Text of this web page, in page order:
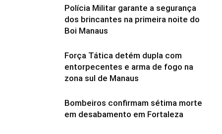
Polícia Militar garante a segurança
dos brincantes na primeira noite do
Boi Manaus
Força Tática detém dupla com
entorpecentes e arma de fogo na
zona sul de Manaus
Bombeiros confirmam sétima morte
em desabamento em Fortaleza